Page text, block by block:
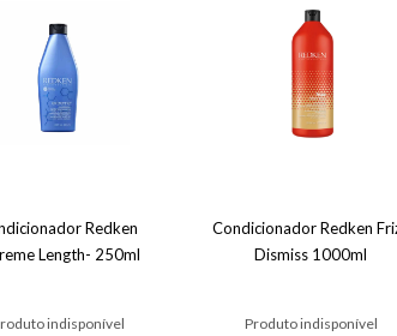
Redken
Length- 250ml
indisponível
Condicionador Redken
Dismiss 1000ml
Produto indisponível